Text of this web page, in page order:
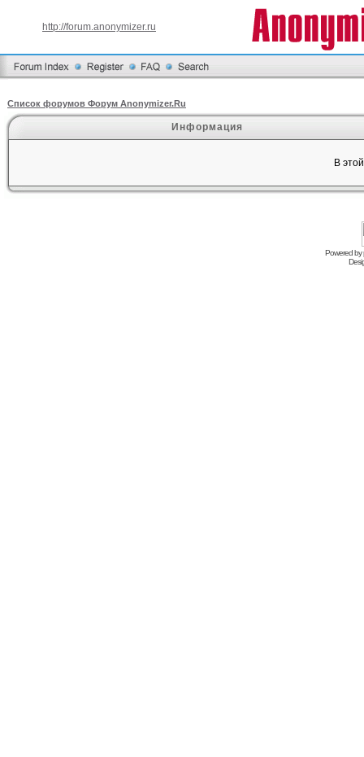
http://forum.anonymizer.ru
Список форумов Форум Anonymizer.Ru
Информация
В
Powered by